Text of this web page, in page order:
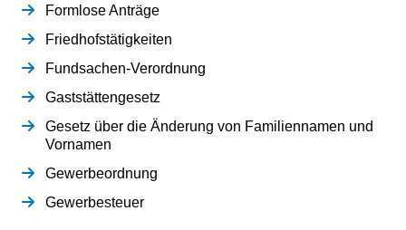
Formlose Anträge
Friedhofstätigkeiten
Fundsachen-Verordnung
Gaststättengesetz
Gesetz über die Änderung von Familiennamen und
Vornamen
Gewerbeordnung
Gewerbesteuer